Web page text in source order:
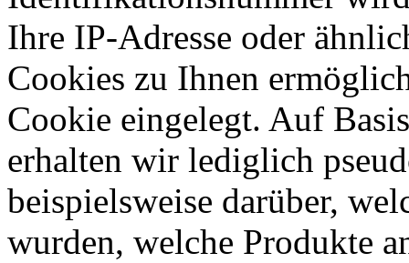
Ihre IP-Adresse oder
Cookies zu Ihnen
Cookie eingelegt. Auf
erhalten wir lediglich
beispielsweise darüber,
wurden, welche Produkte